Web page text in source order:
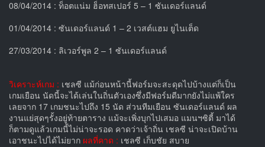
08/04/2014 : ท็อตแน่ม ฮ็อทสเปอร์ 5 – 1 ซันเดอร์แลนด์
01/04/2014 : ซันเดอร์แลนด์ 1 – 2 เวสต์แฮม ยูไนเต็ด
27/03/2014 : ลิเวอร์พูล 2 – 1 ซันเดอร์แลนด์
วิเคราะห์เกม : เชลซี แม้ก่อนหน้านี้ฟอร์มจะสะดุดไปบ้างแต่ก็เป็น
เกมเยือน นัดนี้จะได้เล่นในถิ่นตัวเองซึ่งมีฟอร์มดีมากยังไม่แพ้ใคร
เลยจาก 17 เกมชนะไปถึง 15 นัด ส่วนทีมเยือน ซันเดอร์แลนด์ ผล
งานแย่สุดๆรั้งอยู่ท้ายตาราง แม้จะเพิ่งบุกไปเสมอ แมนฯซิตี้ มาได้
ก็ตามดูแล้วเกมนี้ไม่น่าจะรอด คาดว่าเจ้าถิ่น เชลซี น่าจะเปิดบ้าน
เอาชนะไปได้ไม่ยาก ผลที่คาด : เชลซี เก็บชัย สบาย